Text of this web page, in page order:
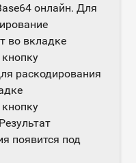
онлайн. Для
во вкладке
кнопку
раскодирования
кнопку
появится под